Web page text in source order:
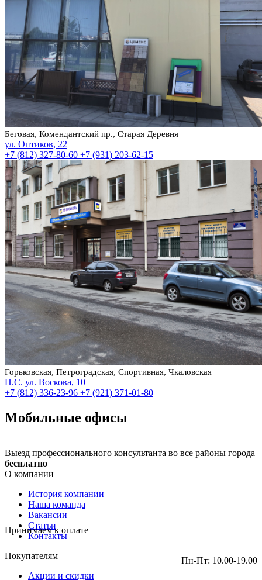
Беговая, Комендантский пр., Старая Деревня
ул. Оптиков, 22
+7 (812) 327-80-60 +7 (931) 203-62-15
Горьковская, Петроградская, Спортивная, Чкаловская
П.С. ул. Воскова, 10
+7 (812) 336-23-96 +7 (921) 371-01-80
Мобильные офисы
Выезд профессионального консультанта во все районы города
бесплатно
О компании
История компании
Наша команда
Вакансии
Статьи
Контакты
Покупателям
Акции и скидки
Принимаем к оплате
Пн-Пт: 10.00-19.00